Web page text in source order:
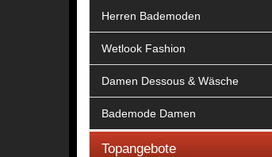
Herren Bademoden
Wetlook Fashion
Damen Dessous & Wäsche
Bademode Damen
Topangebote